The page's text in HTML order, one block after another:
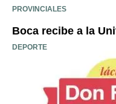
PROVINCIALES
Boca recibe a la
DEPORTE